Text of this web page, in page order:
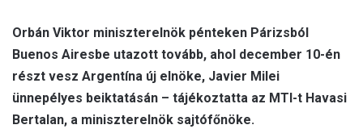
Orbán Viktor miniszterelnök pénteken Párizsból
Buenos Airesbe utazott tovább, ahol december 10-én
részt vesz Argentína új elnöke, Javier Milei
ünnepélyes beiktatásán – tájékoztatta az MTI-t Havasi
Bertalan, a miniszterelnök sajtófőnöke.